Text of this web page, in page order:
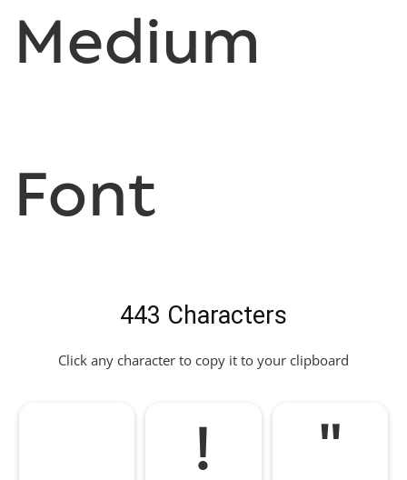
Medium
Font
443 Characters
Click any character to copy it to your clipboard
! "